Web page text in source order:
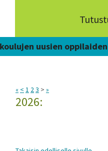
uusien oppilaiden
« < 1 23 > »
2026: